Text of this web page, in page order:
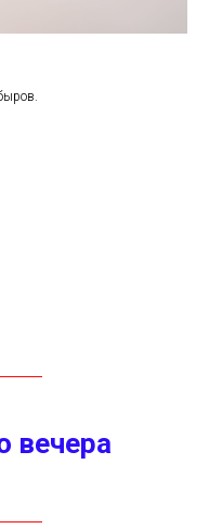
вечера